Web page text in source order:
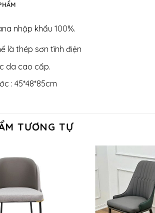
nhập khẩu 100%.
là thép sơn tĩnh điện
da cao cấp.
: 45*48*85cm
TƯƠNG TỰ